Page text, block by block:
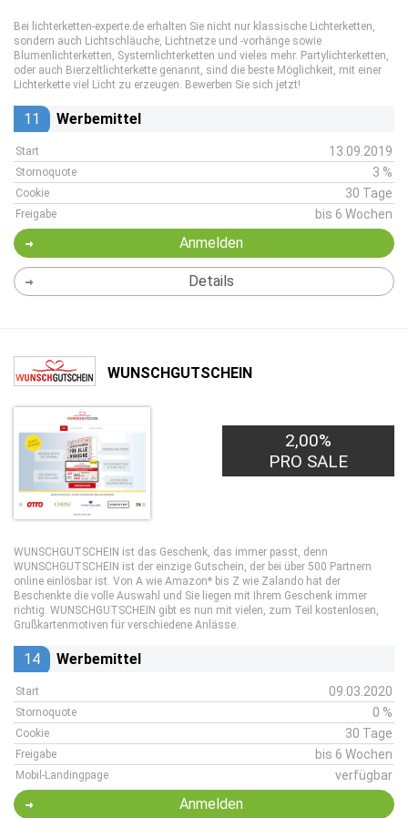
Bei lichterketten-experte.de erhalten Sie nicht nur klassische Lichterketten,
sondern auch Lichtschläuche, Lichtnetze und -vorhänge sowie
Blumenlichterketten, Systemlichterketten und vieles mehr. Partylichterketten,
oder auch Bierzeltlichterkette genannt, sind die beste Möglichkeit, mit einer
Lichterkette viel Licht zu erzeugen. Bewerben Sie sich jetzt!
11 Werbemittel
Start 13.09.2019
Stornoquote 3 %
Cookie 30 Tage
Freigabe bis 6 Wochen
Anmelden
Details
WUNSCHGUTSCHEIN
2,00%
PRO SALE
WUNSCHGUTSCHEIN ist das Geschenk, das immer passt, denn
WUNSCHGUTSCHEIN ist der einzige Gutschein, der bei über 500 Partnern
online einlösbar ist. Von A wie Amazon* bis Z wie Zalando hat der
Beschenkte die volle Auswahl und Sie liegen mit Ihrem Geschenk immer
richtig. WUNSCHGUTSCHEIN gibt es nun mit vielen, zum Teil kostenlosen,
Grußkartenmotiven für verschiedene Anlässe.
14 Werbemittel
Start 09.03.2020
Stornoquote 0 %
Cookie 30 Tage
Freigabe bis 6 Wochen
Mobil-Landingpage verfügbar
Anmelden